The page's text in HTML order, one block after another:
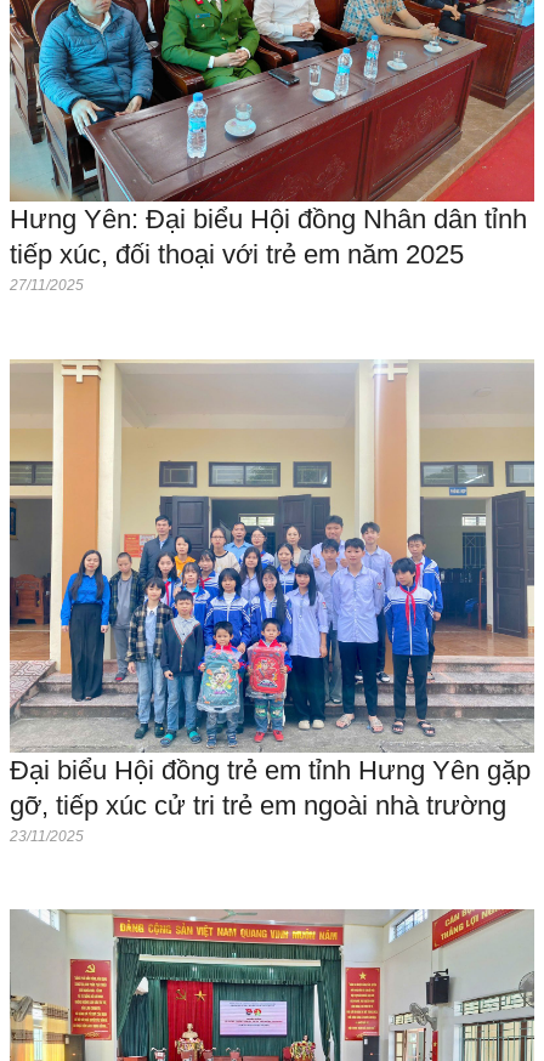
Hưng Yên: Đại biểu Hội đồng Nhân dân tỉnh
tiếp xúc, đối thoại với trẻ em năm 2025
27/11/2025
Đại biểu Hội đồng trẻ em tỉnh Hưng Yên gặp
gỡ, tiếp xúc cử tri trẻ em ngoài nhà trường
23/11/2025